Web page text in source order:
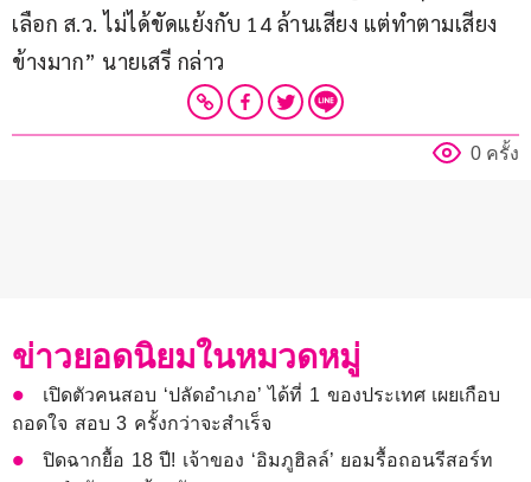
เลือก ส.ว. ไม่ได้ขัดแย้งกับ 14 ล้านเสียง แต่ทำตามเสียง
ข้างมาก” นายเสรี กล่าว
0 ครั้ง
ข่าวยอดนิยมในหมวดหมู่
เปิดตัวคนสอบ ‘ปลัดอำเภอ’ ได้ที่ 1 ของประเทศ เผยเกือบ
ถอดใจ สอบ 3 ครั้งกว่าจะสำเร็จ
ปิดฉากยื้อ 18 ปี! เจ้าของ ‘อิมภูฮิลล์’ ยอมรื้อถอนรีสอร์ท